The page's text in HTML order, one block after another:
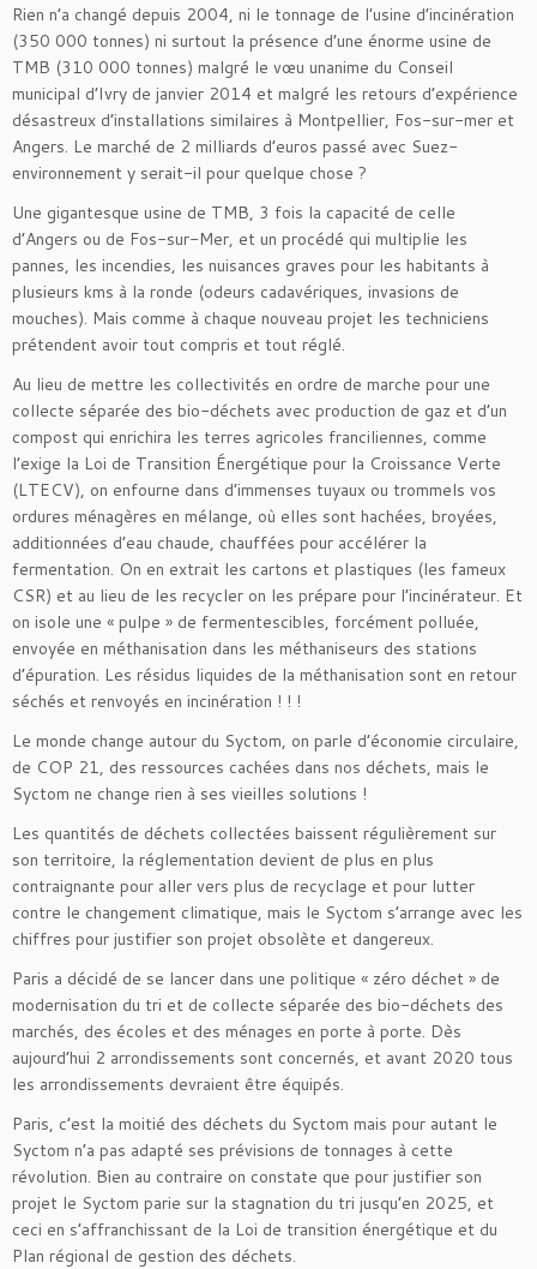
Rien n’a changé depuis 2004, ni le tonnage de l’usine d’incinération
(350 000 tonnes) ni surtout la présence d’une énorme usine de
TMB (310 000 tonnes) malgré le vœu unanime du Conseil
municipal d’Ivry de janvier 2014 et malgré les retours d’expérience
désastreux d’installations similaires à Montpellier, Fos-sur-mer et
Angers. Le marché de 2 milliards d’euros passé avec Suez-
environnement y serait-il pour quelque chose ?
Une gigantesque usine de TMB, 3 fois la capacité de celle
d’Angers ou de Fos-sur-Mer, et un procédé qui multiplie les
pannes, les incendies, les nuisances graves pour les habitants à
plusieurs kms à la ronde (odeurs cadavériques, invasions de
mouches). Mais comme à chaque nouveau projet les techniciens
prétendent avoir tout compris et tout réglé.
Au lieu de mettre les collectivités en ordre de marche pour une
collecte séparée des bio-déchets avec production de gaz et d’un
compost qui enrichira les terres agricoles franciliennes, comme
l’exige la Loi de Transition Énergétique pour la Croissance Verte
(LTECV), on enfourne dans d’immenses tuyaux ou trommels vos
ordures ménagères en mélange, où elles sont hachées, broyées,
additionnées d’eau chaude, chauffées pour accélérer la
fermentation. On en extrait les cartons et plastiques (les fameux
CSR) et au lieu de les recycler on les prépare pour l’incinérateur. Et
on isole une « pulpe » de fermentescibles, forcément polluée,
envoyée en méthanisation dans les méthaniseurs des stations
d’épuration. Les résidus liquides de la méthanisation sont en retour
séchés et renvoyés en incinération ! ! !
Le monde change autour du Syctom, on parle d’économie circulaire,
de COP 21, des ressources cachées dans nos déchets, mais le
Syctom ne change rien à ses vieilles solutions !
Les quantités de déchets collectées baissent régulièrement sur
son territoire, la réglementation devient de plus en plus
contraignante pour aller vers plus de recyclage et pour lutter
contre le changement climatique, mais le Syctom s’arrange avec les
chiffres pour justifier son projet obsolète et dangereux.
Paris a décidé de se lancer dans une politique « zéro déchet » de
modernisation du tri et de collecte séparée des bio-déchets des
marchés, des écoles et des ménages en porte à porte. Dès
aujourd’hui 2 arrondissements sont concernés, et avant 2020 tous
les arrondissements devraient être équipés.
Paris, c’est la moitié des déchets du Syctom mais pour autant le
Syctom n’a pas adapté ses prévisions de tonnages à cette
révolution. Bien au contraire on constate que pour justifier son
projet le Syctom parie sur la stagnation du tri jusqu’en 2025, et
ceci en s’affranchissant de la Loi de transition énergétique et du
Plan régional de gestion des déchets.